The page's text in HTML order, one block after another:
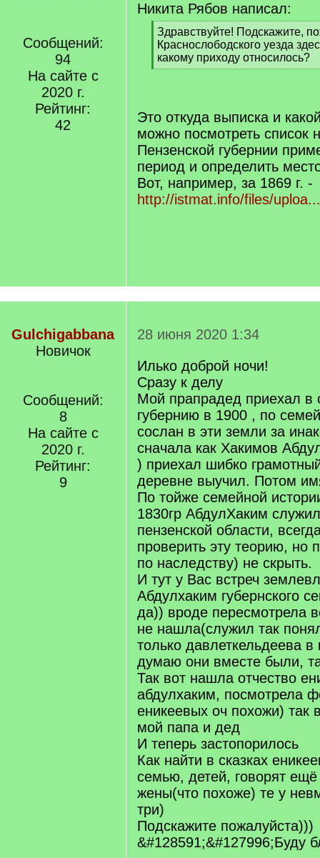
Сообщений:
94
На сайте с
2020 г.
Рейтинг:
42
Никита Рябов написал:
[
q
]
Здравствуйте! Подскажите,
Краснослободского уезда
какому приходу относилось?
[
Это откуда выписка и
можно посмотреть список
Пензенской губернии
период и определить
Вот, например, за 1869 г. -
http://istmat.info/files/
Gulchigabbana
Новичок
Сообщений:
8
На сайте с
2020 г.
Рейтинг:
9
28 июня 2020 1:34
Илько доброй ночи!
Сразу к делу
Мой прапрадед приехал в
губернию в 1900 , по
сослан в эти земли за
сначала как Хакимов
) приехал шибко
деревне выучил. Потом
По тойже семейной
1830гр АбдулХаким
пензенской области,
проверить эту теорию, но
по наследству) не скрыть.
И тут у Вас встреч
Абдулхаким губернского
да)) вроде пересмотрела
не нашла(служил так
только давлеткельдеева в
думаю они вместе были,
Так вот нашла отчество
абдулхаким, посмотрела
еникеевых оч похожи) так
мой папа и дед
И теперь застопорилось
Как найти в сказках
семью, детей, говорят
жены(что похоже) те у
три)
Подскажите пожалуйста)))
&#128591;&#127996;Буду